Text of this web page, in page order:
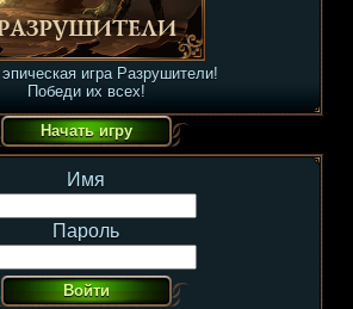
игра Разрушители!
Победи их всех!
Имя
Пароль